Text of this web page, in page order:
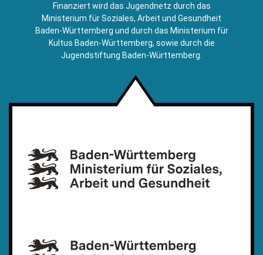
Mail)
Finanziert wird das Jugendnetz durch das
Ministerium für Soziales, Arbeit und Gesundheit
Baden-Württemberg und durch das Ministerium für
Kultus Baden-Württemberg, sowie durch die
Jugendstiftung Baden-Württemberg.